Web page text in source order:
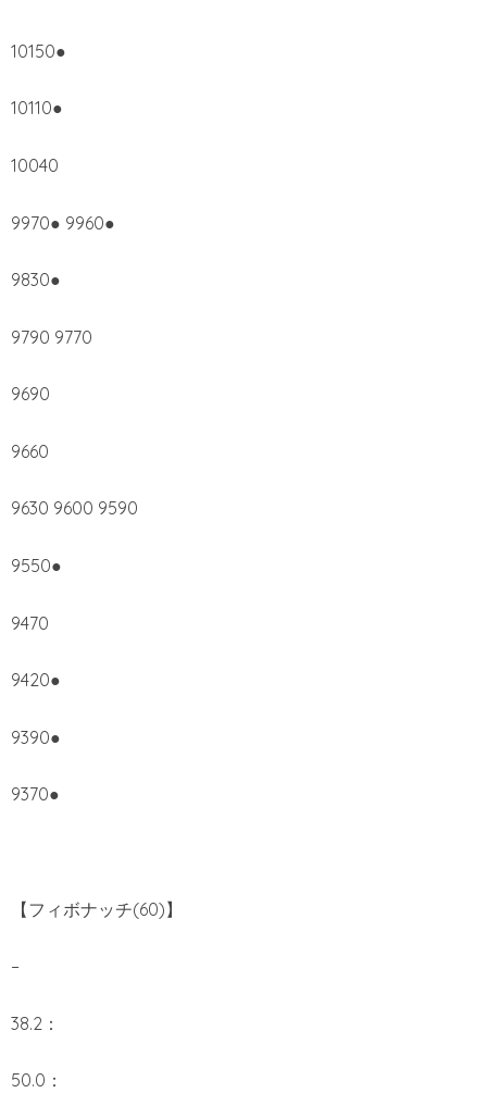
10150●
10110●
10040
9970● 9960●
9830●
9790 9770
9690
9660
9630 9600 9590
9550●
9470
9420●
9390●
9370●
【フィボナッチ(60)】
–
38.2：
50.0：